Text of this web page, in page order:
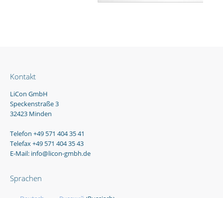
Kontakt
LiCon GmbH
Speckenstraße 3
32423 Minden
Telefon +49 571 404 35 41
Telefax +49 571 404 35 43
E-Mail: info@licon-gmbh.de
Sprachen